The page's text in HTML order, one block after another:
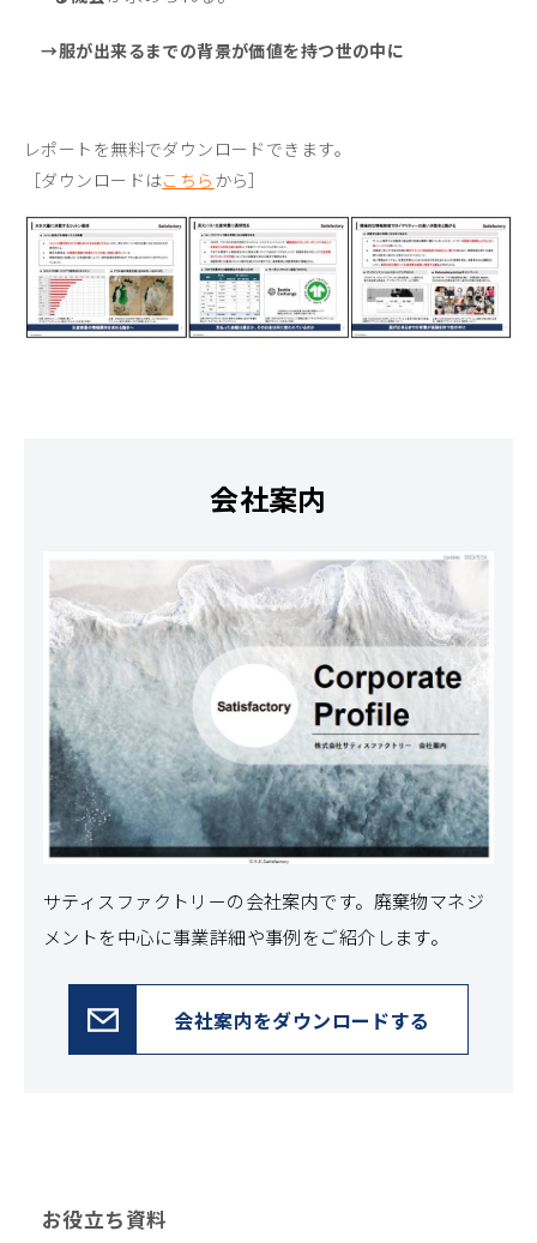
→服が出来るまでの背景が価値を持つ世の中に
レポートを無料でダウンロードできます。
［ダウンロードはこちら から］
会社案内
サティスファクトリーの会社案内です。 廃棄物マネジ
メントを中心に事業詳細や事例をご紹介します。
会社案内をダウンロードする
お役立ち資料